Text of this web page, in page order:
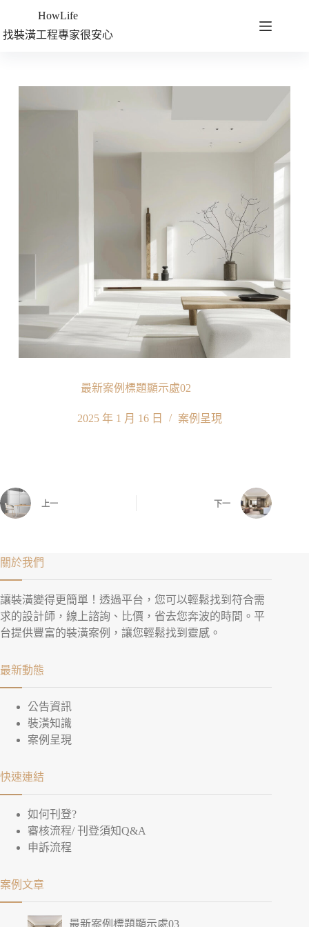
HowLife
找裝潢工程專家很安心
最新案例標題顯示處02
2025 年 1 月 16 日 案例呈現
上一 下一
關於我們
讓裝潢變得更簡單！透過平台，您可以輕鬆找到符合需
求的設計師，線上諮詢、比價，省去您奔波的時間。平
台提供豐富的裝潢案例，讓您輕鬆找到靈感。
最新動態
公告資訊
裝潢知識
案例呈現
快速連結
如何刊登?
審核流程/ 刊登須知Q&A
申訴流程
案例文章
最新案例標題顯示處03